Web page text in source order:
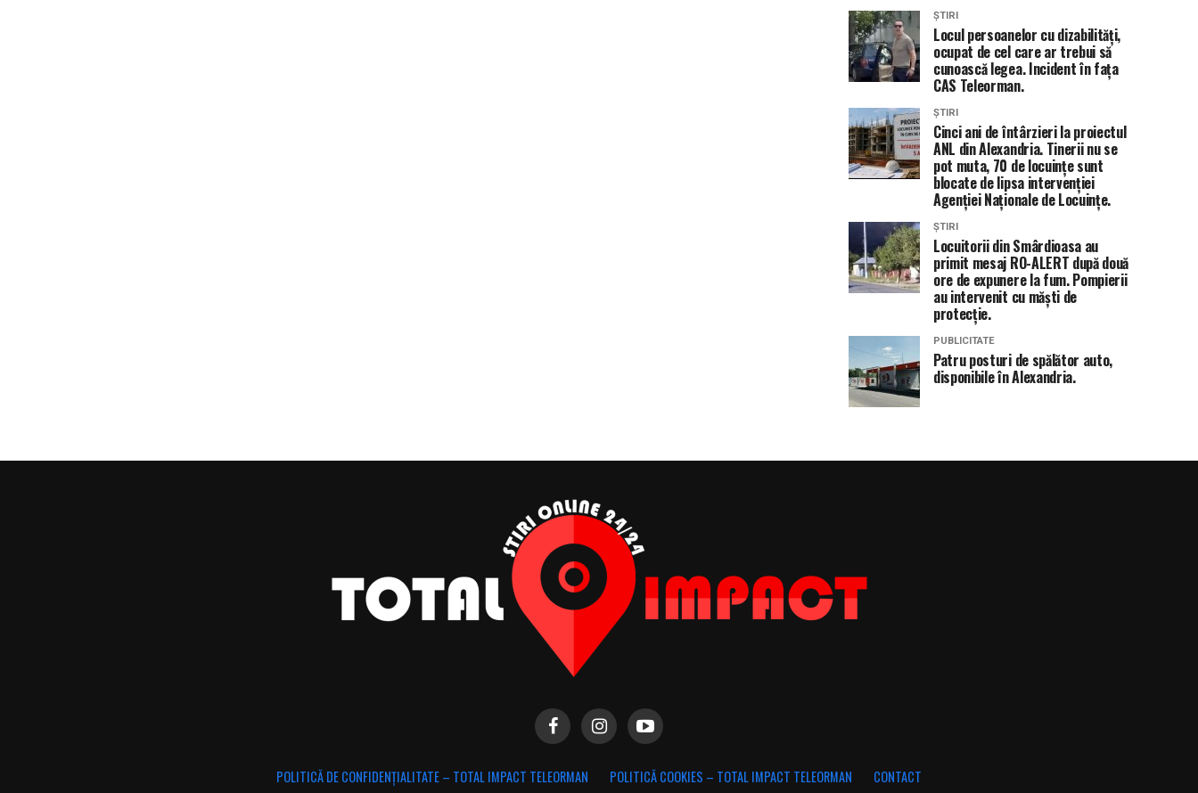
ȘTIRI
Locul persoanelor cu dizabilități,
ocupat de cel care ar trebui să
cunoască legea. Incident în fața
CAS Teleorman.
ȘTIRI
Cinci ani de întârzieri la proiectul
ANL din Alexandria. Tinerii nu se
pot muta, 70 de locuințe sunt
blocate de lipsa intervenției
Agenției Naționale de Locuințe.
ȘTIRI
Locuitorii din Smârdioasa au
primit mesaj RO-ALERT după două
ore de expunere la fum. Pompierii
au intervenit cu măști de
protecție.
PUBLICITATE
Patru posturi de spălător auto,
disponibile în Alexandria.
POLITICĂ DE CONFIDENȚIALITATE – TOTAL IMPACT TELEORMAN POLITICĂ COOKIES – TOTAL IMPACT TELEORMAN CONTACT